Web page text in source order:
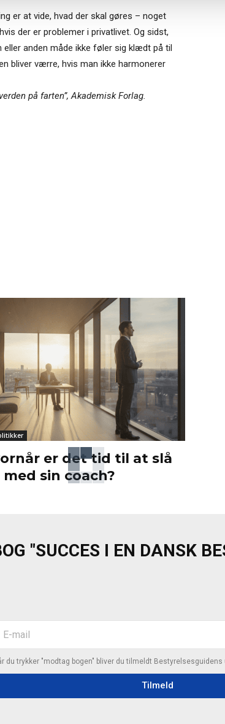
er at vide, hvad der skal gøres – noget
der er problemer i privatlivet. Og sidst,
anden måde ikke føler sig klædt på til
bliver værre, hvis man ikke harmonerer
på farten”, Akademisk Forlag.
er det tid til at slå
med sin coach?
"SUCCES I EN DANSK
du trykker "modtag bogen" bliver du tilmeldt
Tilmeld